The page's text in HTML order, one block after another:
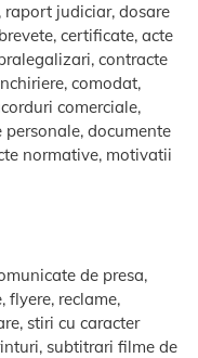
raport judiciar, dosare
certificate, acte
contracte
comodat,
comerciale,
documente
normative, motivatii
de presa,
flyere, reclame,
stiri cu caracter
subtitrari filme de